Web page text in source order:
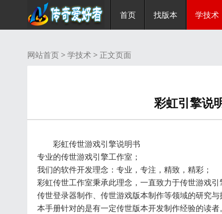
首页 找版本 学技术
网站首页 >学技术 > 正文页面
彩虹引擎说
彩虹传世游戏引擎说明书
专业的传世游戏引擎工作室；
我们的软件开发理念：专业，专注，精致，精彩；
彩虹传世工作室秉承此理念，一直致力于传世游戏
传世登录器制作、 传世游戏版本制作等领域的研究与
本手册针对的是有一定传世版本开发制作经验的读